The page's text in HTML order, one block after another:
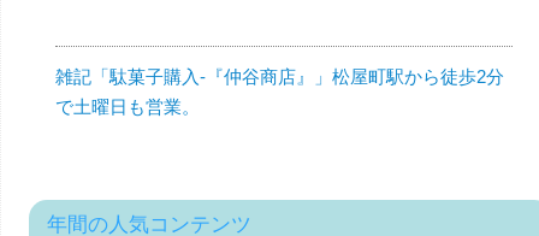
雑記「駄菓子購入-『仲谷商店』」松屋町駅から徒歩2分
で土曜日も営業。
年間の人気コンテンツ